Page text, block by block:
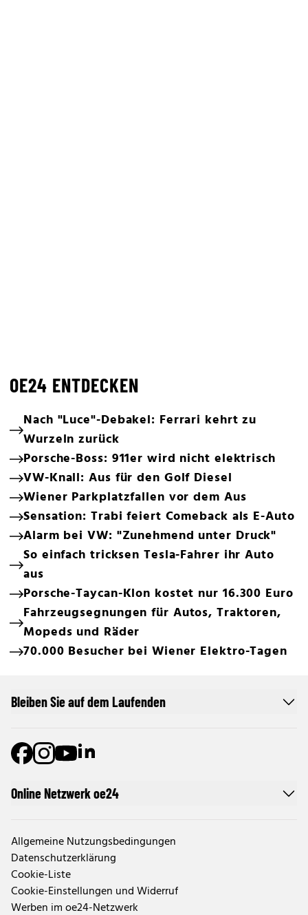
OE24 ENTDECKEN
Nach "Luce"-Debakel: Ferrari kehrt zu
Wurzeln zurück
Porsche-Boss: 911er wird nicht elektrisch
VW-Knall: Aus für den Golf Diesel
Wiener Parkplatzfallen vor dem Aus
Sensation: Trabi feiert Comeback als E-Auto
Alarm bei VW: "Zunehmend unter Druck"
So einfach tricksen Tesla-Fahrer ihr Auto
aus
Porsche-Taycan-Klon kostet nur 16.300 Euro
Fahrzeugsegnungen für Autos, Traktoren,
Mopeds und Räder
70.000 Besucher bei Wiener Elektro-Tagen
Online Netzwerk oe24
Allgemeine Nutzungsbedingungen
Datenschutzerklärung
Cookie-Liste
Cookie-Einstellungen und Widerruf
Werben im oe24-Netzwerk
Bleiben Sie auf dem Laufenden